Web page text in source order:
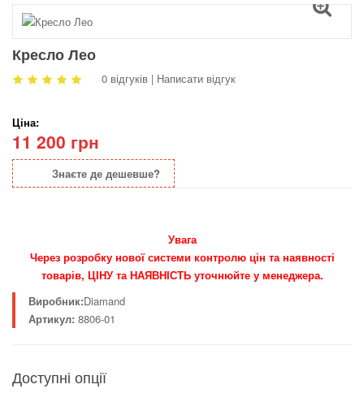
Кресло Лео
0 відгуків | Написати відгук
Ціна:
11 200 грн
Знаєте де дешевше?
Увага
Через розробку нової системи контролю цін та наявності
товарів, ЦІНУ та НАЯВНІСТЬ уточнюйте у менеджера.
Виробник:Diamand
Артикул: 8806-01
Доступні опції